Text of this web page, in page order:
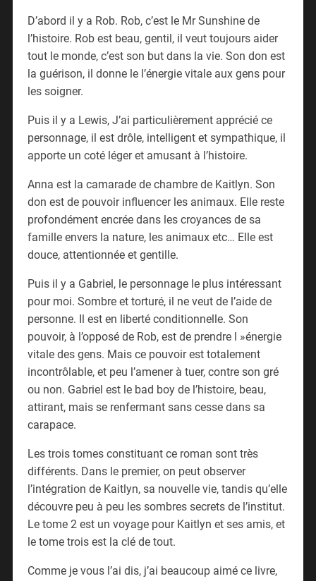
D’abord il y a Rob. Rob, c’est le Mr Sunshine de
l’histoire. Rob est beau, gentil, il veut toujours aider
tout le monde, c’est son but dans la vie. Son don est
la guérison, il donne le l’énergie vitale aux gens pour
les soigner.
Puis il y a Lewis, J’ai particulièrement apprécié ce
personnage, il est drôle, intelligent et sympathique, il
apporte un coté léger et amusant à l’histoire.
Anna est la camarade de chambre de Kaitlyn. Son
don est de pouvoir influencer les animaux. Elle reste
profondément encrée dans les croyances de sa
famille envers la nature, les animaux etc… Elle est
douce, attentionnée et gentille.
Puis il y a Gabriel, le personnage le plus intéressant
pour moi. Sombre et torturé, il ne veut de l’aide de
personne. Il est en liberté conditionnelle. Son
pouvoir, à l’opposé de Rob, est de prendre l »énergie
vitale des gens. Mais ce pouvoir est totalement
incontrôlable, et peu l’amener à tuer, contre son gré
ou non. Gabriel est le bad boy de l’histoire, beau,
attirant, mais se renfermant sans cesse dans sa
carapace.
Les trois tomes constituant ce roman sont très
différents. Dans le premier, on peut observer
l’intégration de Kaitlyn, sa nouvelle vie, tandis qu’elle
découvre peu à peu les sombres secrets de l’institut.
Le tome 2 est un voyage pour Kaitlyn et ses amis, et
le tome trois est la clé de tout.
Comme je vous l’ai dis, j’ai beaucoup aimé ce livre,